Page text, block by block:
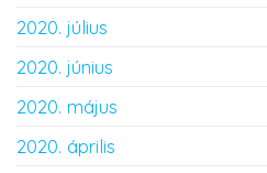
2020. július
2020. június
2020. május
2020. április